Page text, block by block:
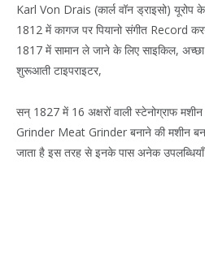
Karl Von Drais (कार्ल वॉन ड्राइसो) यूरोप के
1812 में कागज पर पियानो संगीत Record
1817 में सामान ले जाने के लिए साइकिल, अच्छा
शुरूआती टाइपराइटर,
सन् 1827 में 16 अक्षरों वाली स्टेनोग्राफ
Grinder Meat Grinder बनाने की मशीन
जाता है इस तरह से इनके पास अनेक उपलब्धियाँ